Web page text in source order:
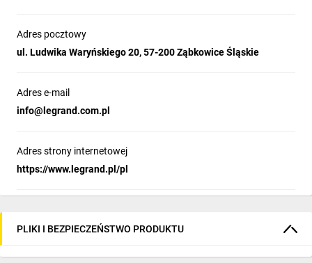
Adres pocztowy
ul. Ludwika Waryńskiego 20, 57-200 Ząbkowice Śląskie
Adres e-mail
info@legrand.com.pl
Adres strony internetowej
https://www.legrand.pl/pl
PLIKI I BEZPIECZEŃSTWO PRODUKTU